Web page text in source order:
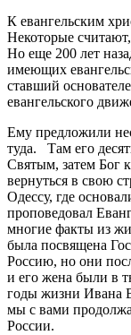
К евангельским
Некоторые
Но еще 200 лет
имеющих
ставший
евангельского
Ему предложили
туда. Там его
Святым, затем Бог
вернуться в свою
Одессу, где
проповедовал
многие факты из
была посвящена
Россию, но они
и его жена были в
годы жизни Ивана
мы с вами
России.